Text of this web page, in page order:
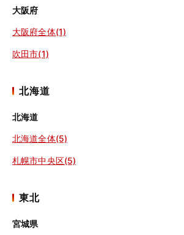
大阪府
大阪府全体(1)
吹田市(1)
北海道
北海道
北海道全体(5)
札幌市中央区(5)
東北
宮城県